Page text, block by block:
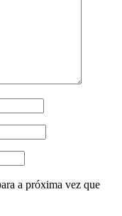
a próxima vez que